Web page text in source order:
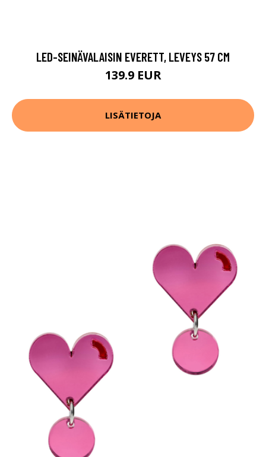
LED-SEINÄVALAISIN EVERETT, LEVEYS 57 CM
139.9 EUR
LISÄTIETOJA